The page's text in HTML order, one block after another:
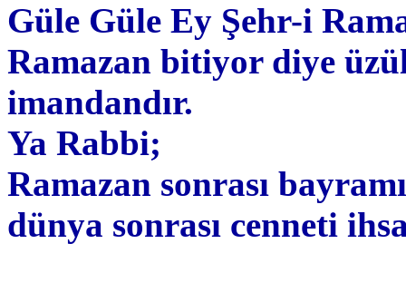
Güle Güle Ey Şehr-i
Ramazan bitiyor diye
imandandır.
Ya Rabbi;
Ramazan sonrası
dünya sonrası cenneti